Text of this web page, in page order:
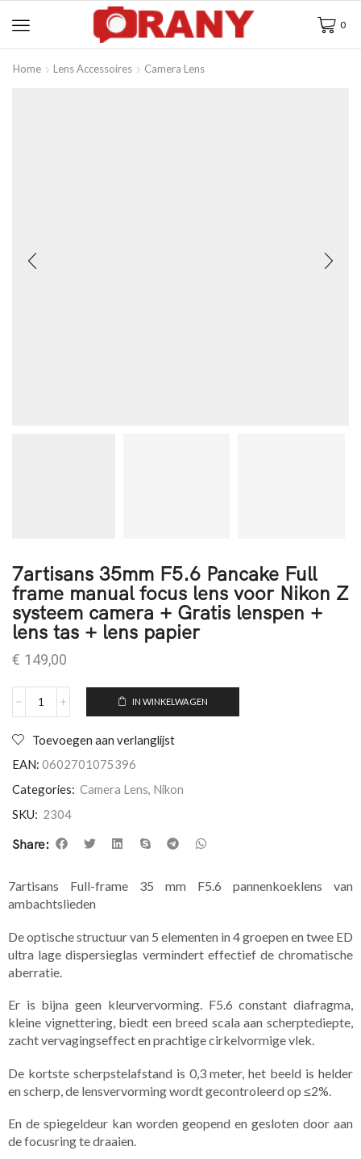
0
Home Lens Accessoires Camera Lens
7artisans 35mm F5.6 Pancake Full
frame manual focus lens voor Nikon Z
systeem camera + Gratis lenspen +
lens tas + lens papier
€ 149,00
IN WINKELWAGEN
Toevoegen aan verlanglijst
EAN: 0602701075396
Categories: Camera Lens, Nikon
SKU: 2304
Share:
7artisans Full-frame 35 mm F5.6 pannenkoeklens van
ambachtslieden
De optische structuur van 5 elementen in 4 groepen en twee ED
ultra lage dispersieglas vermindert effectief de chromatische
aberratie.
Er is bijna geen kleurvervorming. F5.6 constant diafragma,
kleine vignettering, biedt een breed scala aan scherptediepte,
zacht vervagingseffect en prachtige cirkelvormige vlek.
De kortste scherpstelafstand is 0,3 meter, het beeld is helder
en scherp, de lensvervorming wordt gecontroleerd op ≤2%.
En de spiegeldeur kan worden geopend en gesloten door aan
de focusring te draaien.